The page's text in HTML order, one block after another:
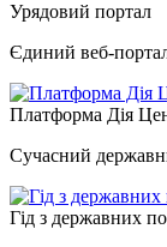
Урядовий портал
Єдиний веб-
Платформа Дія
Сучасний
Гід з державних